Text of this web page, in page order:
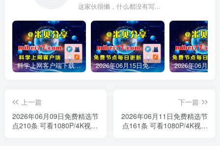
这家伙很懒，什么都没有写...
科学上网客户端下载-clash meta/v2rayN/Sing-box/winxray/小火箭/圈X/Shadowrocket/Quantumult X/v2rayNG等客户端下载 2026年06月15日免费精选节点245条 可看1080P/4K视频 v2ray|clash|小火箭订阅链接 手机电脑 科学上网|梯子|翻墙|代理|VPN|外网
上一篇
2026年06月09日免费精选节
点210条 可看1080P/4K视频
下一篇
2026年06月11日免费精选节
点161条 可看1080P/4K视频